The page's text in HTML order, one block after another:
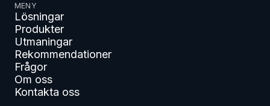
MENY
Lösningar
Produkter
Utmaningar
Rekommendationer
Frågor
Om oss
Kontakta oss